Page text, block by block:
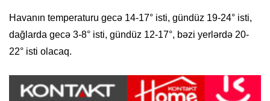
Havanın temperaturu gecə 14-17° isti, gündüz 19-24° isti,
dağlarda gecə 3-8° isti, gündüz 12-17°, bəzi yerlərdə 20-
22° isti olacaq.